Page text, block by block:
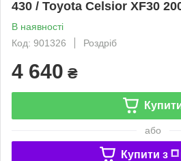
430 / Toyota Celsior XF30
В наявності
Код: 901326
Роздріб
4 640 ₴
або
Купити з